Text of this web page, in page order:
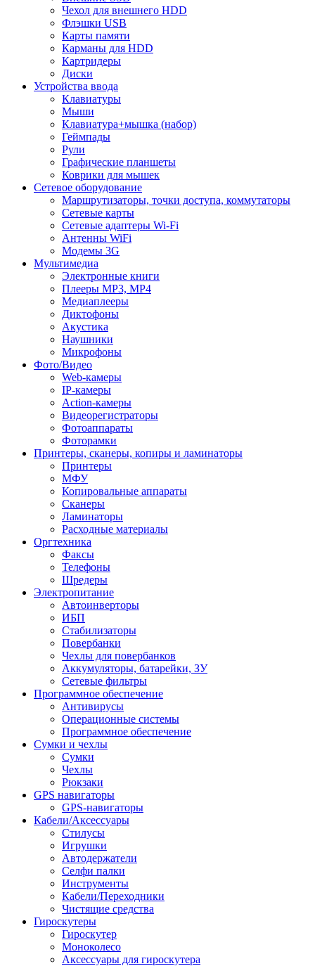
Чехол для внешнего HDD
Флэшки USB
Карты памяти
Карманы для HDD
Картридеры
Диски
Устройства ввода
Клавиатуры
Мыши
Клавиатура+мышка (набор)
Геймпады
Рули
Графические планшеты
Коврики для мышек
Сетевое оборудование
Маршрутизаторы, точки доступа, коммутаторы
Сетевые карты
Сетевые адаптеры Wi-Fi
Антенны WiFi
Модемы 3G
Мультимедиа
Электронные книги
Плееры MP3, MP4
Медиаплееры
Диктофоны
Акустика
Наушники
Микрофоны
Фото/Видео
Web-камеры
IP-камеры
Action-камеры
Видеорегистраторы
Фотоаппараты
Фоторамки
Принтеры, сканеры, копиры и ламинаторы
Принтеры
МФУ
Копировальные аппараты
Сканеры
Ламинаторы
Расходные материалы
Оргтехника
Факсы
Телефоны
Шредеры
Электропитание
Автоинверторы
ИБП
Стабилизаторы
Повербанки
Чехлы для повербанков
Аккумуляторы, батарейки, ЗУ
Сетевые фильтры
Программное обеспечение
Антивирусы
Операционные системы
Программное обеспечение
Сумки и чехлы
Сумки
Чехлы
Рюкзаки
GPS навигаторы
GPS-навигаторы
Кабели/Аксессуары
Стилусы
Игрушки
Автодержатели
Селфи палки
Инструменты
Кабели/Переходники
Чистящие средства
Гироскутеры
Гироскутер
Моноколесо
Аксессуары для гироскутера